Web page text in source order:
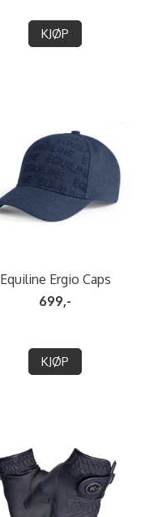
KJØP
Equiline Ergio Caps
699,-
KJØP